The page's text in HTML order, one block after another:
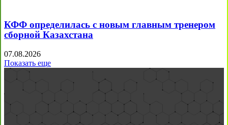
КФФ определилась с новым главным тренером
сборной Казахстана
07.08.2026
Показать еще